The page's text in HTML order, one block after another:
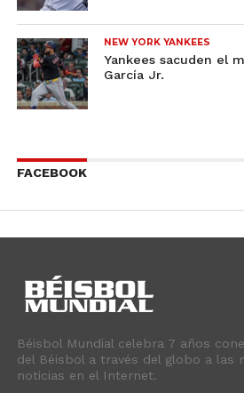
NEW YORK YANKEES
Yankees sacuden el
García Jr.
FACEBOOK
Béisbol Mundial celebra 7 años
del Béisbol a través del globo a las
noticias en el Internet.